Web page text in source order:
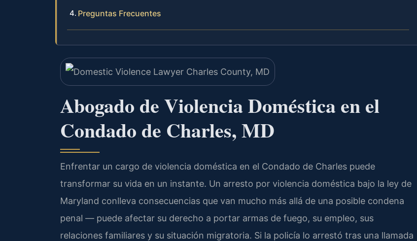
Preguntas Frecuentes
Abogado de Violencia Doméstica en el
Condado de Charles, MD
Enfrentar un cargo de violencia doméstica en el Condado de Charles puede
transformar su vida en un instante. Un arresto por violencia doméstica bajo la ley de
Maryland conlleva consecuencias que van mucho más allá de una posible condena
penal — puede afectar su derecho a portar armas de fuego, su empleo, sus
relaciones familiares y su situación migratoria. Si la policía lo arrestó tras una llamada